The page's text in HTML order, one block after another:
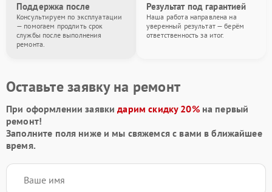
Поддержка после
Консультируем по эксплуатации
— помогаем продлить срок
службы после выполнения
ремонта.
Результат под гарантией
Наша работа направлена на
уверенный результат — берём
ответственность за итог.
Оставьте заявку на ремонт
При оформлении заявкидарим скидку 20%на первый
ремонт!
Заполните поля ниже и мы свяжемся с вами в ближайшее
время.